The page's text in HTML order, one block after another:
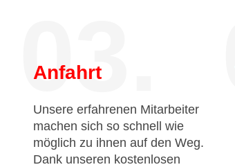
03.
Anfahrt
Unsere erfahrenen Mitarbeiter
machen sich so schnell wie
möglich zu ihnen auf den Weg.
Dank unseren kostenlosen